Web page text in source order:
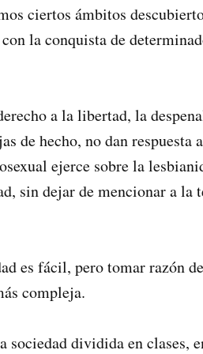
ciertos ámbitos
la conquista de
a la libertad, la
de hecho, no dan respuesta
ejerce sobre la
sin dejar de mencionar a la
es fácil, pero tomar razón
compleja.
dividida en clases,